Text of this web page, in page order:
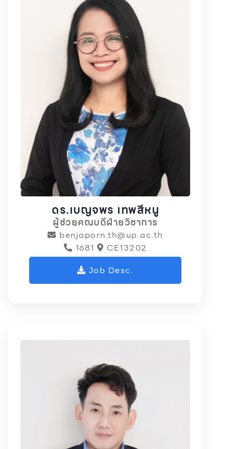
ดร.เบญจพร เทพสีหนู
ผู้ช่วยคณบดีฝ่ายวิชาการ
benjaporn.th@up.ac.th
1681
CE13202
Job Desc.